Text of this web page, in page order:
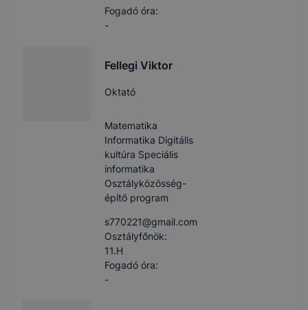
Fogadó óra:
-
Fellegi Viktor
Oktató
Matematika
Informatika Digitális
kultúra Speciális
informatika
Osztályközösség-
építő program
s770221​@gmail.com
Osztályfőnök:
11.H
Fogadó óra:
-